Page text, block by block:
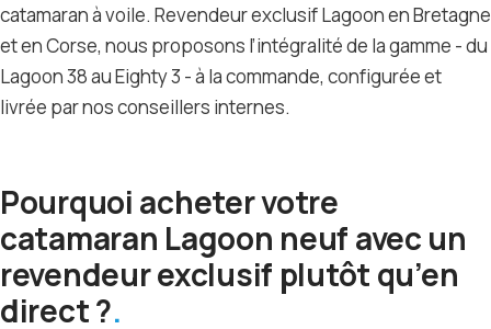
catamaran à voile. Revendeur exclusif Lagoon en Bretagne
et en Corse, nous proposons l’intégralité de la gamme - du
Lagoon 38 au Eighty 3 - à la commande, configurée et
livrée par nos conseillers internes.
Pourquoi acheter votre
catamaran Lagoon neuf avec un
revendeur exclusif plutôt qu’en
direct ?